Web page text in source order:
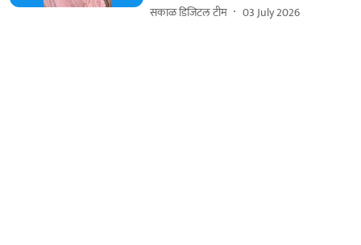
सकाळ डिजिटल टीम 03 July 2026